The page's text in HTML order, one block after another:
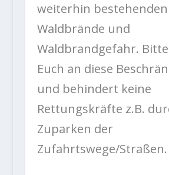
weiterhin bestehenden
Waldbrände und
Waldbrandgefahr.
Euch an diese
und behindert keine
Rettungskräfte z.B.
Zuparken der
Zufahrtswege/Straßen.